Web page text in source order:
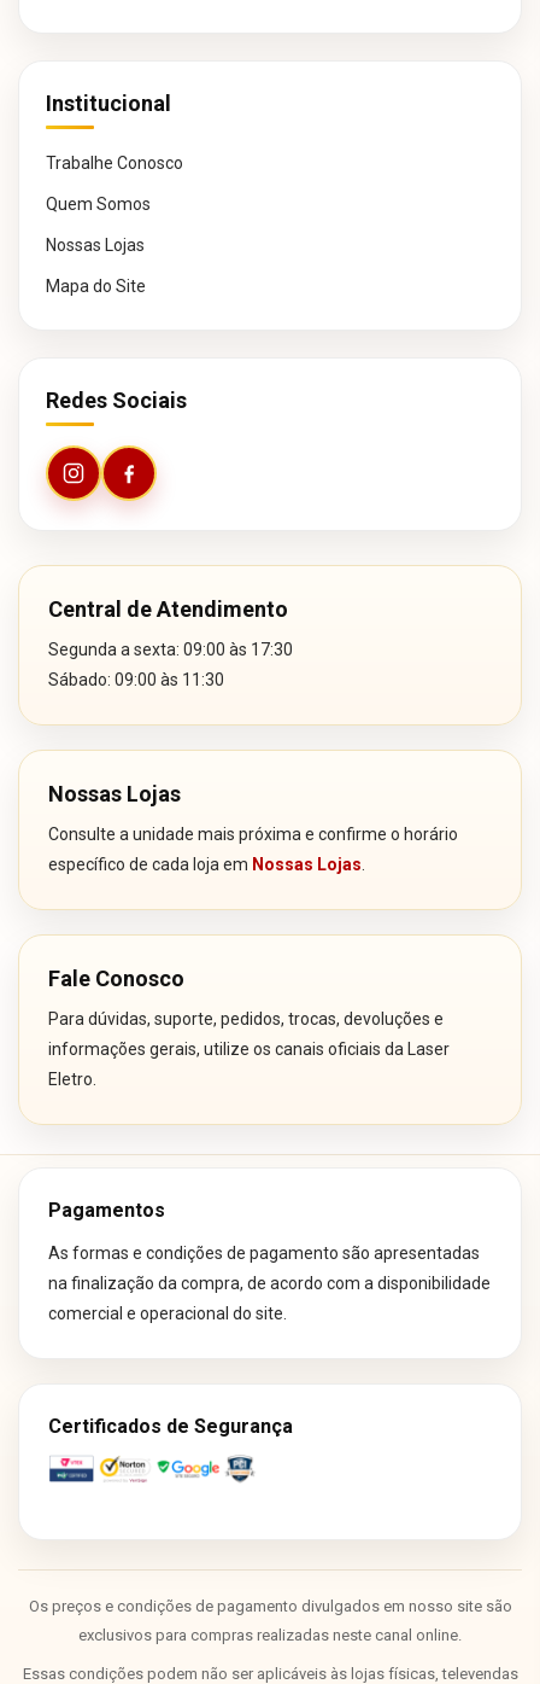
Institucional
Trabalhe Conosco
Quem Somos
Nossas Lojas
Mapa do Site
Redes Sociais
Central de Atendimento
Segunda a sexta: 09:00 às 17:30
Sábado: 09:00 às 11:30
Nossas Lojas
Consulte a unidade mais próxima e confirme o horário
específico de cada loja em Nossas Lojas
Fale Conosco
Para dúvidas, suporte, pedidos, trocas, devoluções e
informações gerais, utilize os canais oficiais da Laser
Eletro.
Pagamentos
As formas e condições de pagamento são apresentadas
na finalização da compra, de acordo com a disponibilidade
comercial e operacional do site.
Certificados de Segurança
Os preços e condições de pagamento divulgados em nosso site são
exclusivos para compras realizadas neste canal online.
Essas condições podem não ser aplicáveis às lojas físicas, televendas